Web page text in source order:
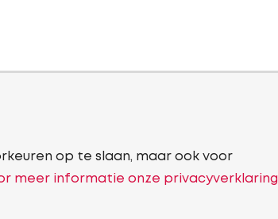
op te slaan, maar ook voor
meer informatie onze privacyverklaring